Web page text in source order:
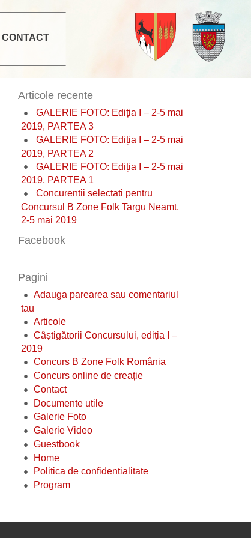
CONTACT
Articole recente
GALERIE FOTO: Ediția I – 2-5 mai
2019, PARTEA 3
GALERIE FOTO: Ediția I – 2-5 mai
2019, PARTEA 2
GALERIE FOTO: Ediția I – 2-5 mai
2019, PARTEA 1
Concurentii selectati pentru
Concursul B Zone Folk Targu Neamt,
2-5 mai 2019
Facebook
Pagini
Adauga parearea sau comentariul
tau
Articole
Câștigătorii Concursului, ediția I –
2019
Concurs B Zone Folk România
Concurs online de creație
Contact
Documente utile
Galerie Foto
Galerie Video
Guestbook
Home
Politica de confidentialitate
Program